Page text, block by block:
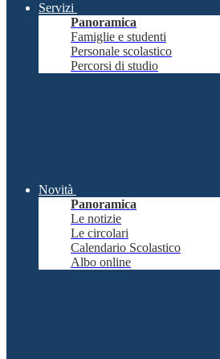
Servizi
Panoramica
Famiglie e studenti
Personale scolastico
Percorsi di studio
Novità
Panoramica
Le notizie
Le circolari
Calendario Scolastico
Albo online